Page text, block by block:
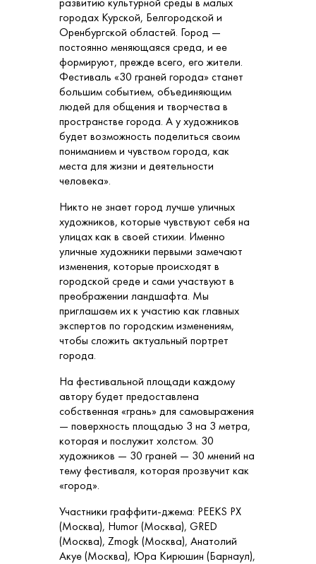
городах Курской, Белгородской и
Оренбургской областей. Город —
постоянно меняющаяся среда, и ее
формируют, прежде всего, его жители.
Фестиваль «30 граней города» станет
большим событием, объединяющим
людей для общения и творчества в
пространстве города. А у художников
будет возможность поделиться своим
пониманием и чувством города, как
места для жизни и деятельности
человека».
Никто не знает город лучше уличных
художников, которые чувствуют себя на
улицах как в своей стихии. Именно
уличные художники первыми замечают
изменения, которые происходят в
городской среде и сами участвуют в
преображении ландшафта. Мы
приглашаем их к участию как главных
экспертов по городским изменениям,
чтобы сложить актуальный портрет
города.
На фестивальной площади каждому
автору будет предоставлена
собственная «грань» для самовыражения
— поверхность площадью 3 на 3 метра,
которая и послужит холстом. 30
художников — 30 граней — 30 мнений на
тему фестиваля, которая прозвучит как
«город».
Участники граффити-джема: PEEKS PX
(Москва), Humor (Москва), GRED
(Москва), Zmogk (Москва), Анатолий
Акуе (Москва), Юра Кирюшин (Барнаул),